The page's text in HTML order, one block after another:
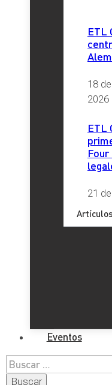
ETL
18
2026
ETL
21
Eventos
Buscar: